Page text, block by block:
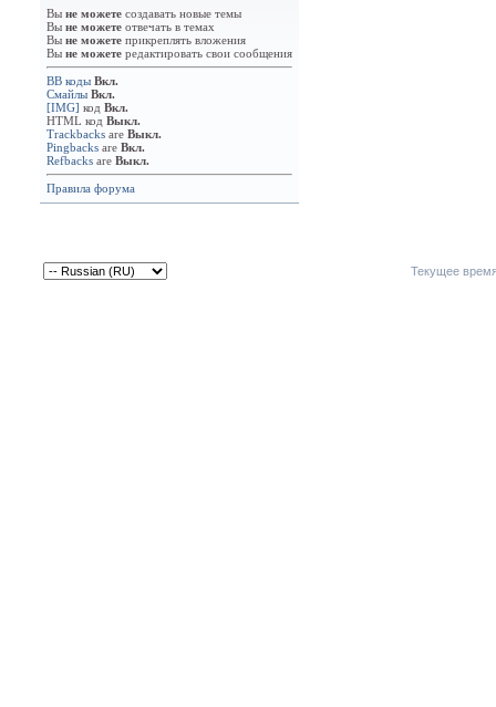
Вы не можете создавать новые темы
Вы не можете отвечать в темах
Вы не можете прикреплять вложения
Вы не можете редактировать свои сообщения
BB коды Вкл.
Смайлы Вкл.
[IMG] код Вкл.
HTML код Выкл.
Trackbacks are Выкл.
Pingbacks are Вкл.
Refbacks are Выкл.
Правила форума
Текущее